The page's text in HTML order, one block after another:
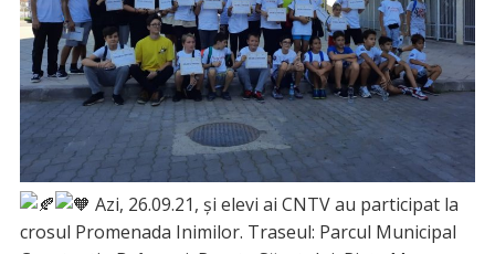
Azi, 26.09.21, și elevi ai CNTV au participat la
crosul Promenada Inimilor. Traseul: Parcul Municipal